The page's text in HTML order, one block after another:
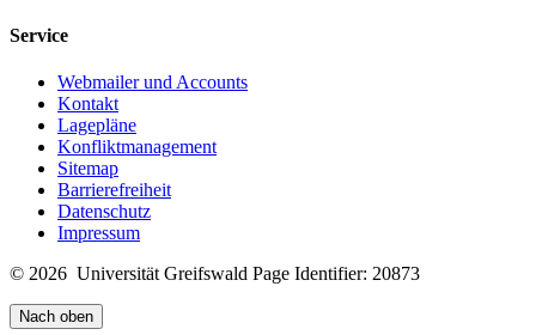
Service
Webmailer und Accounts
Kontakt
Lagepläne
Konfliktmanagement
Sitemap
Barrierefreiheit
Datenschutz
Impressum
© 2026 Universität Greifswald Page Identifier: 20873
Nach oben